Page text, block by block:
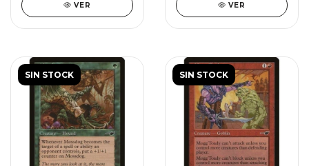
VER VER
SIN STOCK SIN STOCK